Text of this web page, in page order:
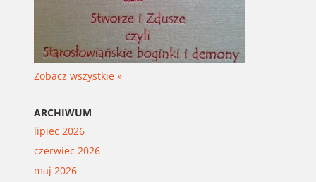
Zobacz wszystkie »
ARCHIWUM
lipiec 2026
czerwiec 2026
maj 2026